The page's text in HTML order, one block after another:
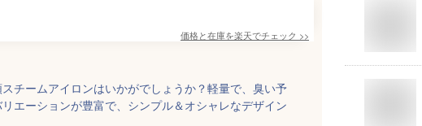
価格と在庫を楽天でチェック >>
チームアイロンはいかがでしょうか？軽量で、臭い予
エーションが豊富で、シンプル＆オシャレなデザイン